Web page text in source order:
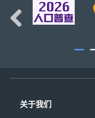
关于我们